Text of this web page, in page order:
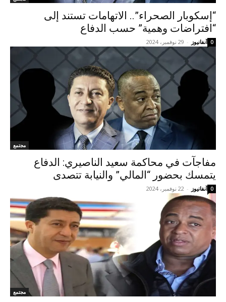
“إسكوبار الصحراء”.. الاتهامات تستند إلى
“افتراضات وهمية” حسب الدفاع
آنفانيوز - 29 نوفمبر، 2024 0
مجتمع
مفاجآت في محاكمة سعيد الناصيري: الدفاع
يتمسك بحضور “المالي” والنيابة تتصدى
آنفانيوز - 22 نوفمبر، 2024 0
مجتمع